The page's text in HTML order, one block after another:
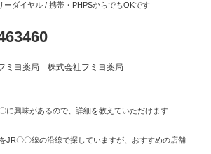
ーダイヤル / 携帯・PHPSからでもOKです
ミヨ薬局 株式会社フミヨ薬局
に興味があるので、詳細を教えていただけます
JR〇〇線の沿線で探していますが、おすすめの店舗